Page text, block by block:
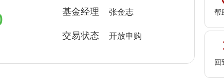
帮
回
基金经理 张金志
交易状态 开放申购